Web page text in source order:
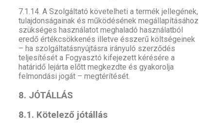
7.1.14. A Szolgáltató követelheti a termék jellegének,
tulajdonságainak és működésének megállapításához
szükséges használatot meghaladó használatból
eredő értékcsökkenés illetve ésszerű költségeinek
– ha szolgáltatásnyújtásra irányuló szerződés
teljesítését a Fogyasztó kifejezett kérésére a
határidő lejárta előtt megkezdte és gyakorolja
felmondási jogát – megtérítését.
8. JÓTÁLLÁS
8.1. Kötelező jótállás